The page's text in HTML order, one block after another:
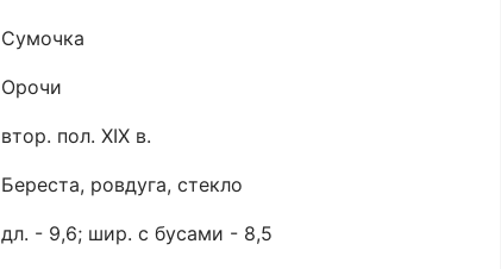
Сумочка
Орочи
втор. пол. XIX в.
Береста, ровдуга, стекло
дл. - 9,6; шир. с бусами - 8,5